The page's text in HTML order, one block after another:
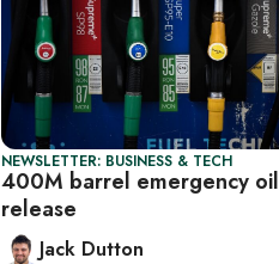
NEWSLETTER: BUSINESS & TECH
400M barrel emergency oil
release
Jack Dutton